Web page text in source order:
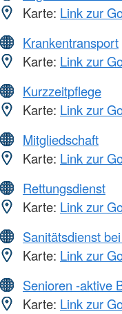
Karte: Link zur
Krankentransport
Karte: Link zur
Kurzzeitpflege
Karte: Link zur
Mitgliedschaft
Karte: Link zur
Rettungsdienst
Karte: Link zur
Sanitätsdienst
Karte: Link zur
Senioren -aktive
Karte: Link zur